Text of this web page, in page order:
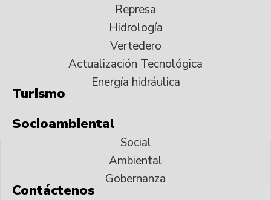
Represa
Hidrología
Vertedero
Actualización Tecnológica
Energía hidráulica
Turismo
Socioambiental
Social
Ambiental
Gobernanza
Contáctenos